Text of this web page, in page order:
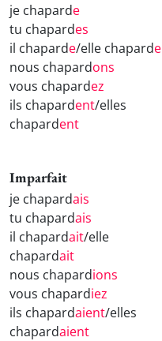
je chaparde
tu chapardes
il chaparde/elle chaparde
nous chapardons
vous chapardez
ils chapardent/elles
chapardent
Imparfait
je chapardais
tu chapardais
il chapardait/elle
chapardait
nous chapardions
vous chapardiez
ils chapardaient/elles
chapardaient